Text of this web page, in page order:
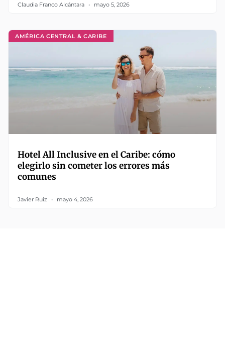
Claudia Franco Alcántara mayo 5, 2026
AMÉRICA CENTRAL & CARIBE
Hotel All Inclusive en el Caribe: cómo
elegirlo sin cometer los errores más
comunes
Javier Ruiz mayo 4, 2026